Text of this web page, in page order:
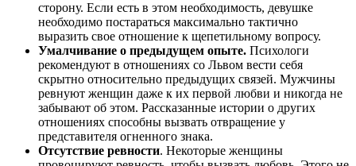
сторону. Если есть в этом необходимость, девушке
необходимо постараться максимально тактично
выразить свое отношение к щепетильному вопросу.
Умалчивание о предыдущем опыте. Психологи
рекомендуют в отношениях со Львом вести себя
скрытно относительно предыдущих связей. Мужчины
ревнуют женщин даже к их первой любви и никогда не
забывают об этом. Рассказанные истории о других
отношениях способны вызвать отвращение у
представителя огненного знака.
Отсутствие ревности. Некоторые женщины